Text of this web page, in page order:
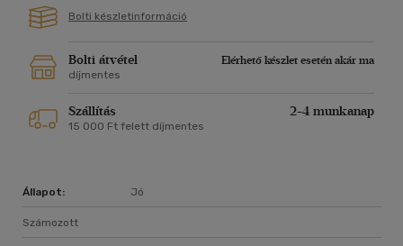
Bolti készletinformáció
Bolti átvétel
Elérhető készlet esetén akár ma
díjmentes
Szállítás 2-4 munkanap
15 000 Ft felett díjmentes
Állapot: Jó
Számozott